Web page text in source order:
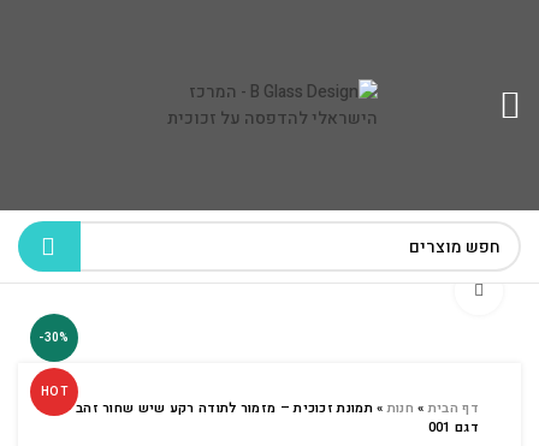
-30%
HOT
לחץ להגדלה
דף הבית» חנות»תמונת זכוכית – מזמור לתודה רקע שיש שחור זהב
דגם 001